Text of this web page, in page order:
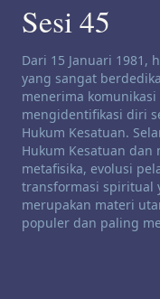
Sesi 45
Penafian saluran:
Dari 15 Januari 1981,
yang sangat
menerima
mengidentifikasi diri
Hukum Kesatuan.
Hukum Kesatuan
metafisika, evolusi
transformasi spiritual
merupakan materi
populer dan paling